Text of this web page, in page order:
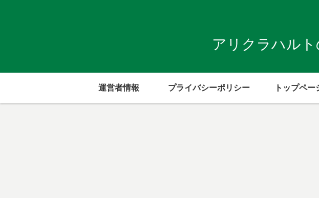
アリクラハルト
運営者情報 プライバシーポリシー トップペー